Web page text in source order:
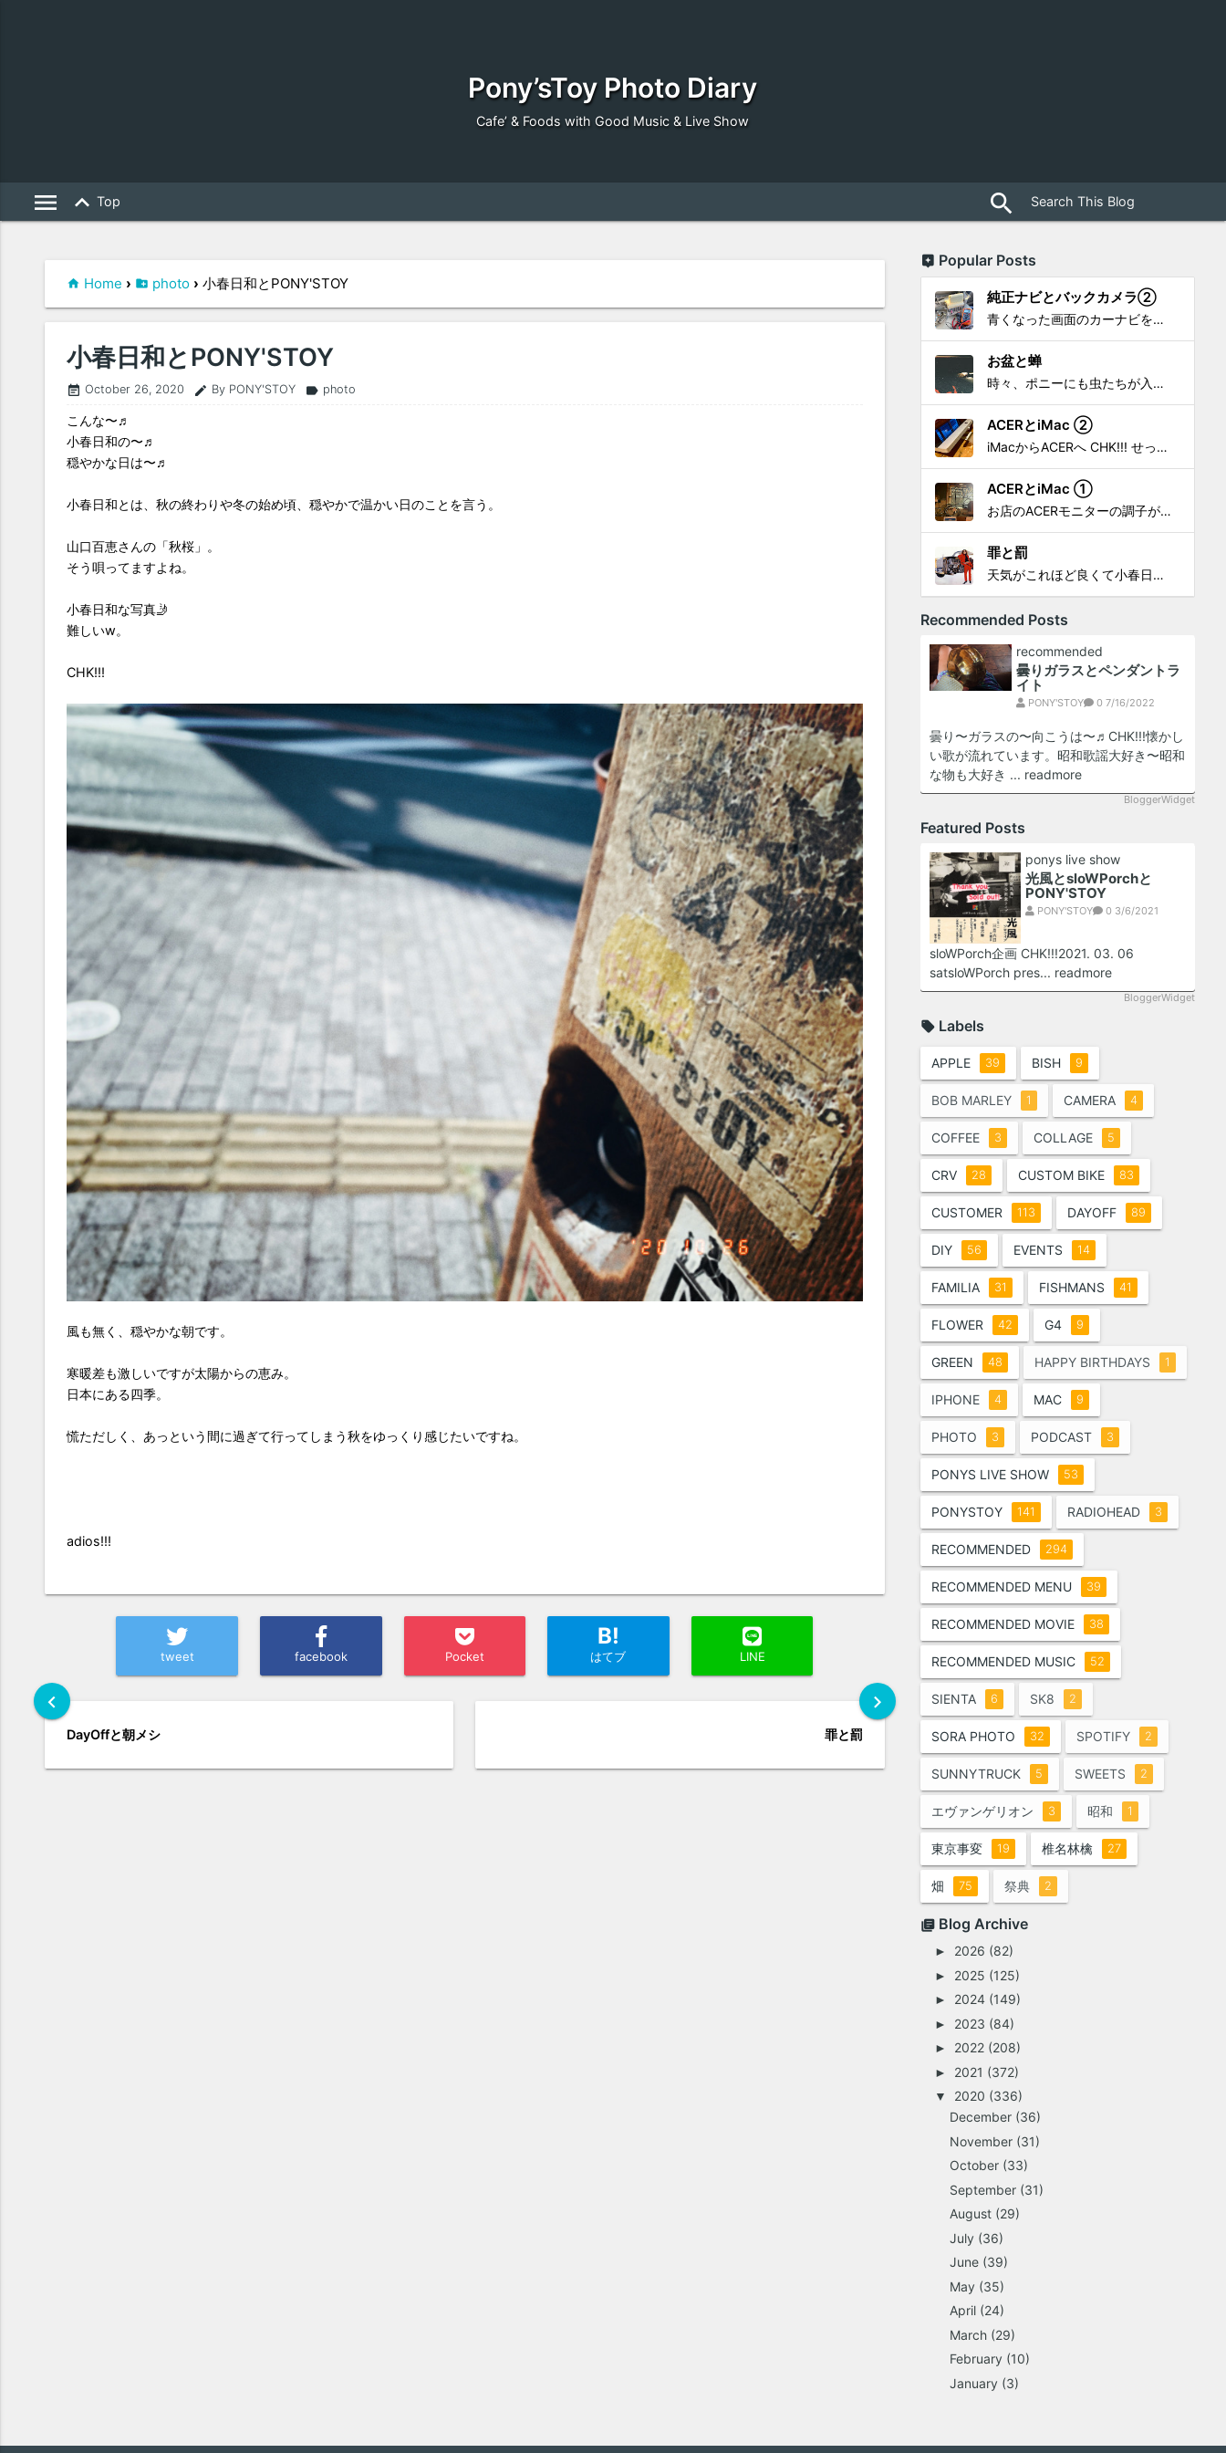
Pony’sToy Photo Diary
Cafe’ & Foods with Good Music & Live Show
menu keyboard_arrow_up Top search
Home › photo › 小春日和とPONY'STOY
小春日和とPONY'STOY
event_note October 26, 2020 edit By PONY'STOY label photo
こんな〜♬
小春日和の〜♬
穏やかな日は〜♬
小春日和とは、秋の終わりや冬の始め頃、穏やかで温かい日のことを言う。
山口百恵さんの「秋桜」。
そう唄ってますよね。
小春日和な写真🤳
難しいw。
CHK!!!
風も無く、穏やかな朝です。
寒暖差も激しいですが太陽からの恵み。
日本にある四季。
慌ただしく、あっという間に過ぎて行ってしまう秋をゆっくり感じたいですね。
adios!!!
tweet facebook Pocket
B!
はてブ LINE
chevron_left
DayOffと朝メシ
chevron_right
罪と罰
Popular Posts
純正ナビとバックカメラ②
青くなった画面のカーナビをポン付で簡単に交換、出来ると思っていたら意外と闇多め!!!なDAY①から続く今回は、DAY②。 テスターで調べてみたのだが、結果的にバックカメラからナビ裏まで来てる、配線を見つけることが出来なかった前回。気付けば闇w。 さてさて、この頃のDVDナビ的なT...
お盆と蝉
時々、ポニーにも虫たちが入ってきます。 特にお盆の頃はどの虫かと気になり探してしまう。 今まではキリギリスやすいっちょん、今思えば今年は蝉だったのかな。
ACERとiMac ②
iMacからACERへ CHK!!! せっかく設置したんだけど〜 画面が真っ暗じゃしょうがないわな。 元のACERモニターを再度、設置🔥 画面のチラツキ、乱れなど不具合、多めですが 見れないより良い。 iMacへ繋いだ時、疑問があった。 せっかくの解像度を生かしてないこと。 2...
ACERとiMac ①
お店のACERモニターの調子がイマイチなので魔改造したiMacと入れ替え 外は豪雨、何処へも行かない火曜。 コツコツ作業スタートです!!! CHK!!! 何年かぶりにモニターを降ろした。 配線がぐちゃぐちゃ😂 要らないケーブルなど、使っていない部材などなど片付けて、拭き掃除w。...
罪と罰
天気がこれほど良くて小春日和で 🎧から、爆音で この曲しかない。 ループ・リピート再生。 CHK!!! ちなみに自分。 60歳になったら、この色でW114 乗っていたいですね。 罪と罰 PV このミュージック・ビデオ「罪と罰」は"自分のクルマを切る"というコ...
Recommended Posts
recommended
曇りガラスとペンダントラ
イト
PONY'STOY 0 7/16/2022
曇り〜ガラスの〜向こうは〜♬CHK!!!懐かし
い歌が流れています。昭和歌謡大好き〜昭和
な物も大好き ... readmore
BloggerWidget
Featured Posts
ponys live show
光風とsloWPorchと
PONY'STOY
PONY'STOY 0 3/6/2021
sloWPorch企画 CHK!!!2021. 03. 06
sat sloWPorch pres... readmore
BloggerWidget
Labels
APPLE 39 BISH 9
BOB MARLEY 1 CAMERA 4
COFFEE 3 COLLAGE 5
CRV 28 CUSTOM BIKE 83
CUSTOMER 113 DAYOFF 89
DIY 56 EVENTS 14
FAMILIA 31 FISHMANS 41
FLOWER 42 G4 9
GREEN 48 HAPPY BIRTHDAYS 1
IPHONE 4 MAC 9
PHOTO 3 PODCAST 3
PONYS LIVE SHOW 53
PONYSTOY 141 RADIOHEAD 3
RECOMMENDED 294
RECOMMENDED MENU 39
RECOMMENDED MOVIE 38
RECOMMENDED MUSIC 52
SIENTA 6 SK8 2
SORA PHOTO 32 SPOTIFY 2
SUNNYTRUCK 5 SWEETS 2
エヴァンゲリオン 3 昭和 1
東京事変 19 椎名林檎 27
畑 75 祭典 2
Blog Archive
► 2026 (82)
► 2025 (125)
► 2024 (149)
► 2023 (84)
► 2022 (208)
► 2021 (372)
▼ 2020 (336)
December (36)
November (31)
October (33)
September (31)
August (29)
July (36)
June (39)
May (35)
April (24)
March (29)
February (10)
January (3)